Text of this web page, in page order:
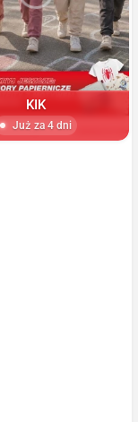
KIK
Już za 4 dni